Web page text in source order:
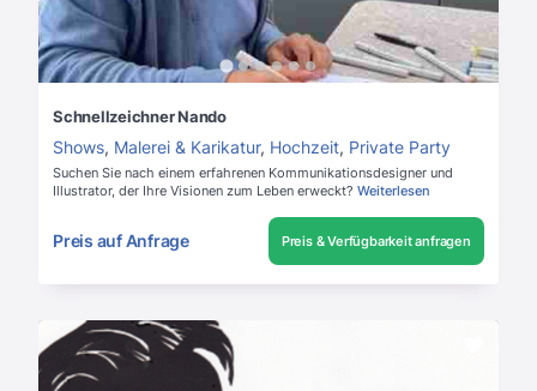
Schnellzeichner Nando
Shows, Malerei & Karikatur, Hochzeit, Private Party
Suchen Sie nach einem erfahrenen Kommunikationsdesigner und
Illustrator, der Ihre Visionen zum Leben erweckt? Weiterlesen
Preis auf Anfrage Preis & Verfügbarkeit anfragen